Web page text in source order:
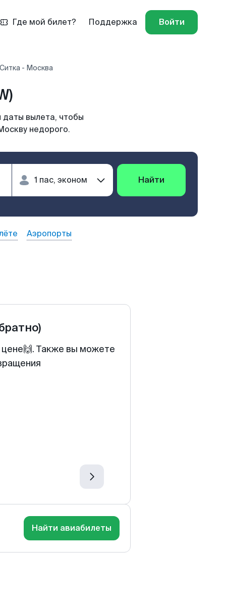
Где мой билет? Поддержка Войти
- Москва
вылета, чтобы
недорого.
Найти
Аэропорты
цене🙌. Также вы можете
Найти авиабилеты